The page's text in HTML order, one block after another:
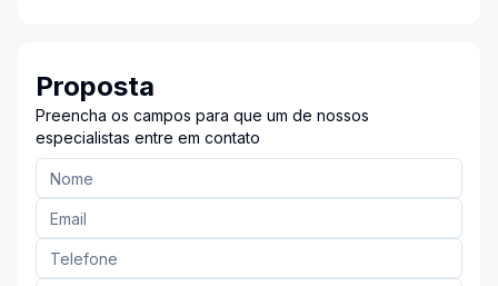
Proposta
Preencha os campos para que um de nossos
especialistas entre em contato